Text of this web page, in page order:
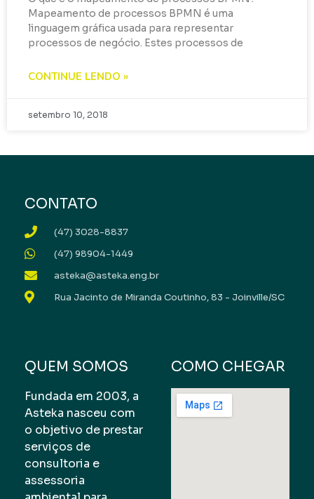
Mapeamento de processos BPMN é uma
linguagem gráfica usada para representar
processos de negócio. Estes processos de
CONTINUE LENDO »
setembro 10, 2018
CONTATO
(47) 3028-8837
(47) 98904-1449
asteka@asteka.eng.br
Rua Jacinto de Miranda Coutinho, 83 - Joinville/SC
QUEM SOMOS
Fundada em 2003, a
Asteka nasceu com
o objetivo de prestar
serviços de
consultoria e
assessoria
COMO CHEGAR